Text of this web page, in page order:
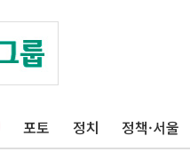
포토 정치 정책·서울